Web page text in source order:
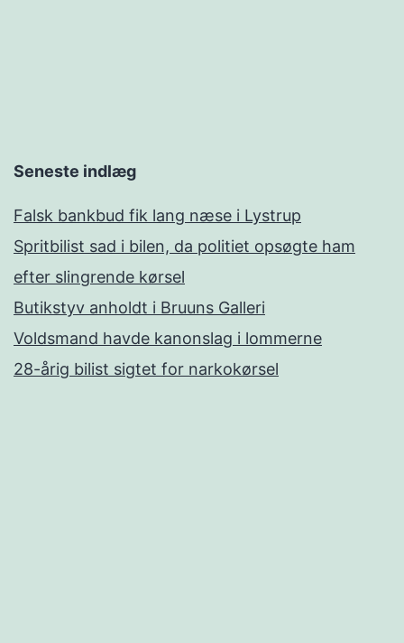
Seneste indlæg
Falsk bankbud fik lang næse i Lystrup
Spritbilist sad i bilen, da politiet opsøgte ham
efter slingrende kørsel
Butikstyv anholdt i Bruuns Galleri
Voldsmand havde kanonslag i lommerne
28-årig bilist sigtet for narkokørsel